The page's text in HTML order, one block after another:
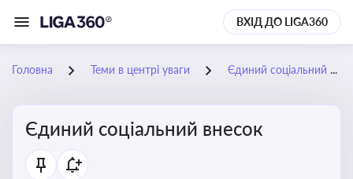
ВХІД ДО LIGA360
Головна Теми в центрі уваги Єдиний соціальний внесок
Єдиний соціальний внесок